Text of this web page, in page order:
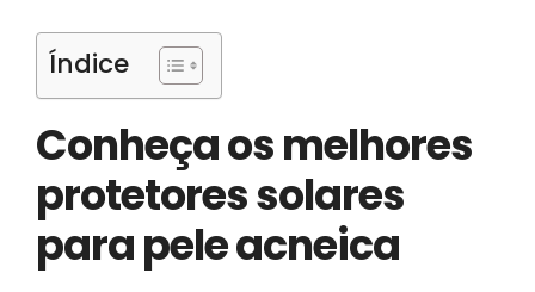
Índice
Conheça os melhores
protetores solares
para pele acneica